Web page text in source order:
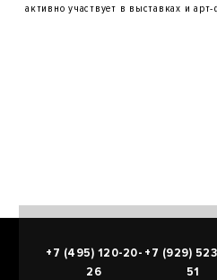
активно участвует в выставках и
+7 (495) 120-20-
26
+7 (929)
51